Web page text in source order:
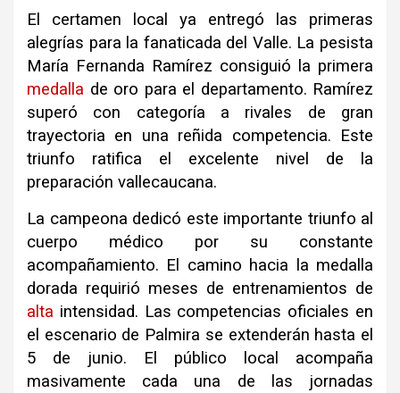
El certamen local ya entregó las primeras
alegrías para la fanaticada del Valle. La pesista
María Fernanda Ramírez consiguió la primera
medalla de oro para el departamento. Ramírez
superó con categoría a rivales de gran
trayectoria en una reñida competencia. Este
triunfo ratifica el excelente nivel de la
preparación vallecaucana.
La campeona dedicó este importante triunfo al
cuerpo médico por su constante
acompañamiento. El camino hacia la medalla
dorada requirió meses de entrenamientos de
alta intensidad. Las competencias oficiales en
el escenario de Palmira se extenderán hasta el
5 de junio. El público local acompaña
masivamente cada una de las jornadas